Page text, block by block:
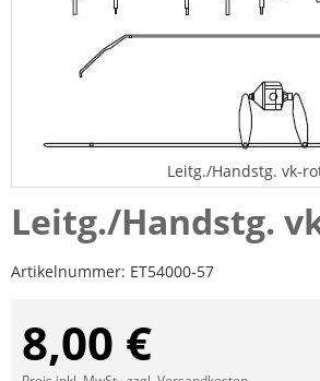
Leitg./Handstg. vk-
Leitg./Handstg.
Artikelnummer: ET54000-57
8,00 €